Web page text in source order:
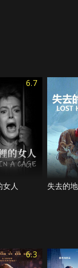
6.7
女人 失去的
6.3